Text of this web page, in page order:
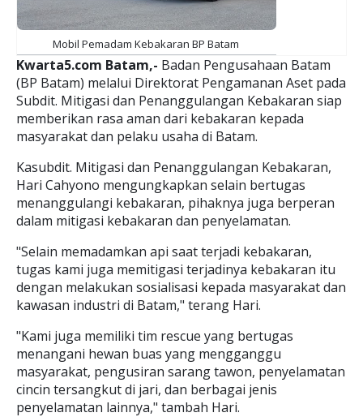
Mobil Pemadam Kebakaran BP Batam
Kwarta5.com Batam,- Badan Pengusahaan Batam
(BP Batam) melalui Direktorat Pengamanan Aset pada
Subdit. Mitigasi dan Penanggulangan Kebakaran siap
memberikan rasa aman dari kebakaran kepada
masyarakat dan pelaku usaha di Batam.
Kasubdit. Mitigasi dan Penanggulangan Kebakaran,
Hari Cahyono mengungkapkan selain bertugas
menanggulangi kebakaran, pihaknya juga berperan
dalam mitigasi kebakaran dan penyelamatan.
"Selain memadamkan api saat terjadi kebakaran,
tugas kami juga memitigasi terjadinya kebakaran itu
dengan melakukan sosialisasi kepada masyarakat dan
kawasan industri di Batam," terang Hari.
"Kami juga memiliki tim rescue yang bertugas
menangani hewan buas yang mengganggu
masyarakat, pengusiran sarang tawon, penyelamatan
cincin tersangkut di jari, dan berbagai jenis
penyelamatan lainnya," tambah Hari.